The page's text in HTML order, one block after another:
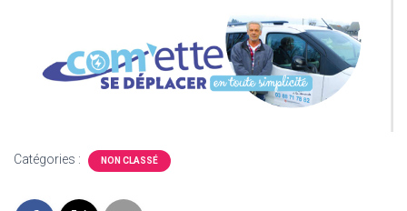
Catégories : NON CLASSÉ